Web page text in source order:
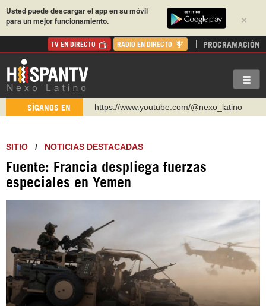
×
Usted puede descargar el app en su móvil
para un mejor funcionamiento.
TV EN DIRECTO RADIO EN DIRECTO PROGRAMACIÓN
SÍGANOS EN
https://www.youtube.com/@nexo_latino
https://t.me/hispantvcanal
https://urmedium.com/c/hispantv
WhatsApp y Viber: +98 921 79 29 404
https://www.facebook.com/Nexolatino.Canal
SITIO / NOTICIAS DESTACADAS
Fuente: Francia despliega fuerzas
especiales en Yemen